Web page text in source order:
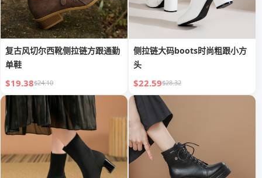
复古风切尔西靴侧拉链方跟通勤
单鞋
$19.38$24.10
侧拉链大码boots时尚粗跟小方
头
$22.59$28.32